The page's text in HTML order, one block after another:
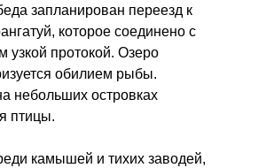
запланирован переезд к
которое соединено с
узкой протокой. Озеро
обилием рыбы.
небольших островках
птицы.
камышей и тихих заводей,